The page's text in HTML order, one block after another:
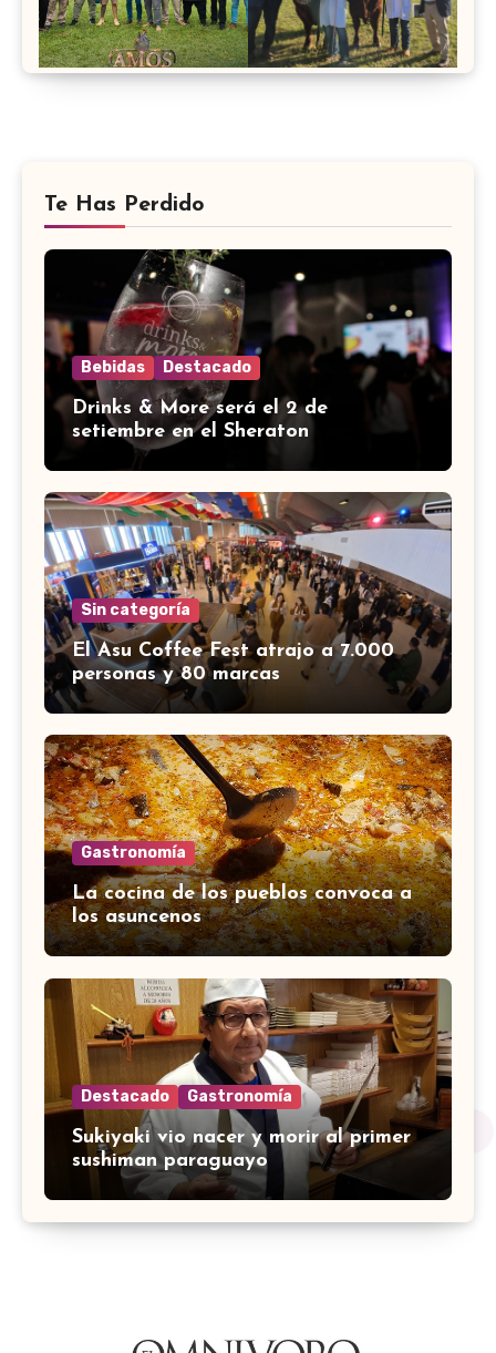
Te Has Perdido
Bebidas Destacado
Drinks & More será el 2 de
setiembre en el Sheraton
Sin categoría
El Asu Coffee Fest atrajo a 7.000
personas y 80 marcas
Gastronomía
La cocina de los pueblos convoca a
los asuncenos
Destacado Gastronomía
Sukiyaki vio nacer y morir al primer
sushiman paraguayo